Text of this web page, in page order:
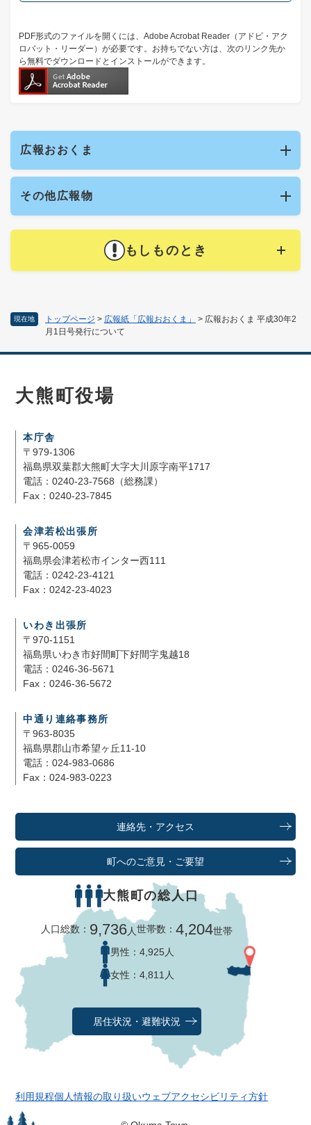
現在地 トップページ > 広報紙「広報おおくま」 > 広報おおくま 平成30年2
月1日号発行について
PDF形式のファイルを開くには、Adobe Acrobat Reader（アドビ・アク
ロバット・リーダー）が必要です。お持ちでない方は、次のリンク先か
ら無料でダウンロードとインストールができます。
広報おおくま
その他広報物
もしものとき
大熊町役場
本庁舎
〒979-1306
福島県双葉郡大熊町大字大川原字南平1717
電話：0240-23-7568（総務課）
Fax：0240-23-7845
会津若松出張所
〒965-0059
福島県会津若松市インター西111
電話：0242-23-4121
Fax：0242-23-4023
いわき出張所
〒970-1151
福島県いわき市好間町下好間字鬼越18
電話：0246-36-5671
Fax：0246-36-5672
中通り連絡事務所
〒963-8035
福島県郡山市希望ヶ丘11-10
電話：024-983-0686
Fax：024-983-0223
連絡先・アクセス
町へのご意見・ご要望
大熊町の総人口
人口総数： 9,736人世帯数：4,204世帯
男性： 4,925人
女性： 4,811人
居住状況・避難状況
利用規程個人情報の取り扱いウェブアクセシビリティ方針